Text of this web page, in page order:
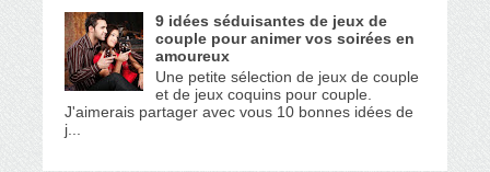
9 idées séduisantes de jeux de
couple pour animer vos soirées en
amoureux
Une petite sélection de jeux de couple
et de jeux coquins pour couple.
J'aimerais partager avec vous 10 bonnes idées de
j...